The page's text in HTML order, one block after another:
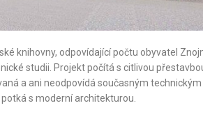
knihovny, odpovídající počtu obyvatel
studii. Projekt počítá s citlivou
a ani neodpovídá současným
s moderní architekturou.